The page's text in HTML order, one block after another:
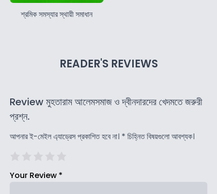
শ্রমিক সমস্যার স্থায়ী সমাধান
READER'S REVIEWS
Review মুহতারাম আলেমসমাজ ও দ্বীনদারদের খেদমতে জরুরী
প্রশ্ন.
আপনার ই-মেইল এ্যাড্রেস প্রকাশিত হবে না। * চিহ্নিত বিষয়গুলো আবশ্যক।
Your Review *